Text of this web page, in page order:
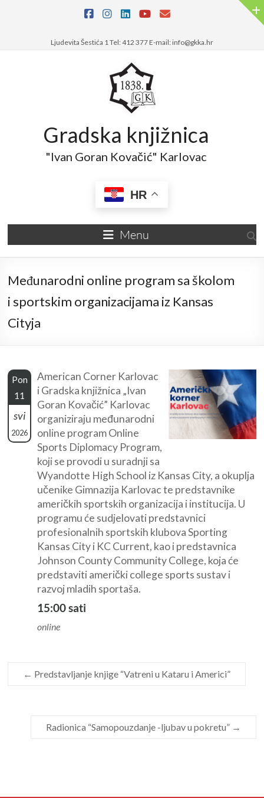
Ljudevita Šestića 1 Tel: 412 377 E-mail: info@gkka.hr
Gradska knjižnica
"Ivan Goran Kovačić" Karlovac
HR
Menu
Međunarodni online program sa školom
i sportskim organizacijama iz Kansas
Cityja
Pon
11
svi
2026
American Corner Karlovac
i Gradska knjižnica „Ivan
Goran Kovačić” Karlovac
organiziraju međunarodni
online program Online
Sports Diplomacy Program,
koji se provodi u suradnji sa
Wyandotte High School iz Kansas City, a okuplja
učenike Gimnazija Karlovac te predstavnike
američkih sportskih organizacija i institucija. U
programu će sudjelovati predstavnici
profesionalnih sportskih klubova Sporting
Kansas City i KC Current, kao i predstavnica
Johnson County Community College, koja će
predstaviti američki college sports sustav i
razvoj mladih sportaša.
15:00 sati
online
← Predstavljanje knjige “Vatreni u Kataru i Americi”
Radionica “Samopouzdanje -ljubav u pokretu” →